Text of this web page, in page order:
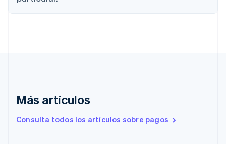
Más artículos
Consulta todos los artículos sobre pagos
China continental
简体中文English
English
English